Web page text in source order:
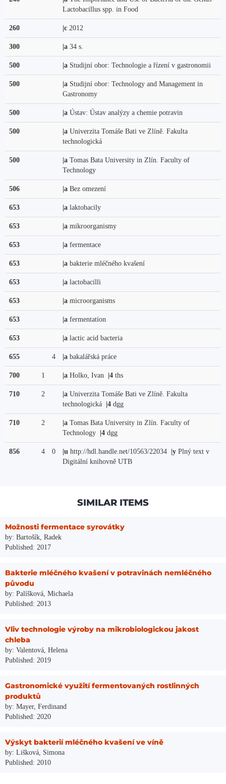
Lactobacillus spp. in Food
260 |c 2012
300 |a 34 s.
500 |a Studijní obor: Technologie a řízení v gastronomii
500 |a Studijní obor: Technology and Management in
Gastronomy
500 |a Ústav: Ústav analýzy a chemie potravin
500 |a Univerzita Tomáše Bati ve Zlíně. Fakulta
technologická
500 |a Tomas Bata University in Zlín. Faculty of
Technology
506 |a Bez omezení
653 |a laktobacily
653 |a mikroorganismy
653 |a fermentace
653 |a bakterie mléčného kvašení
653 |a lactobacilli
653 |a microorganisms
653 |a fermentation
653 |a lactic acid bacteria
655 4 |a bakalářská práce
700 1 |a Holko, Ivan |4 ths
710 2 |a Univerzita Tomáše Bati ve Zlíně. Fakulta
technologická
|4 dgg
710 2 |a Tomas Bata University in Zlín. Faculty of
Technology
|4 dgg
856 4 0 |u http://hdl.handle.net/10563/22034 |y Plný text v
Digitální knihovně UTB
SIMILAR ITEMS
Možnosti fermentace syrovátky
by: Bartošík, Radek
Published: 2017
Bakterie mléčného kvašení v potravinách nemléčného
původu
by: Palíšková, Michaela
Published: 2013
Vliv technologie výroby na mikrobiologickou jakost
chleba
by: Valentová, Helena
Published: 2019
Gastronomické využití fermentovaných rostlinných
produktů
by: Mayer, Ferdinand
Published: 2020
Výskyt bakterií mléčného kvašení ve víně
by: Lišková, Simona
Published: 2010